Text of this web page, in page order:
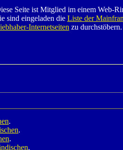
Seite ist Mitglied im einem Web-
sind eingeladen die Liste der
Internetseiten zu durchstöbern.
.
.
.
.